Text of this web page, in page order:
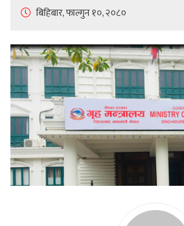
बिहिबार, फाल्गुन १०, २०८०